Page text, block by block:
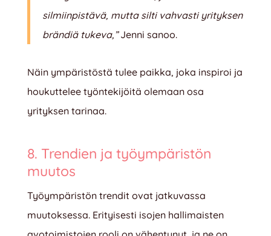
silmiinpistävä, mutta silti vahvasti yrityksen
brändiä tukeva,”Jenni sanoo.
Näin ympäristöstä tulee paikka, joka inspiroi ja
houkuttelee työntekijöitä olemaan osa
yrityksen tarinaa.
8. Trendien ja työympäristön
muutos
Työympäristön trendit ovat jatkuvassa
muutoksessa. Erityisesti isojen hallimaisten